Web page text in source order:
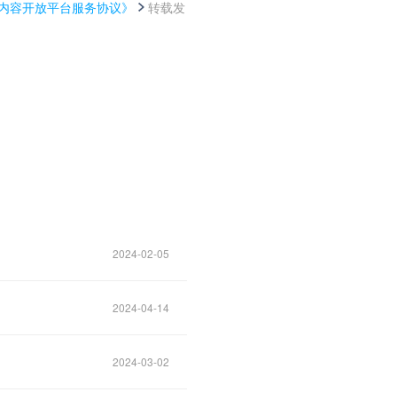
容开放平台服务协议》
转载发
2024-02-05
2024-04-14
2024-03-02